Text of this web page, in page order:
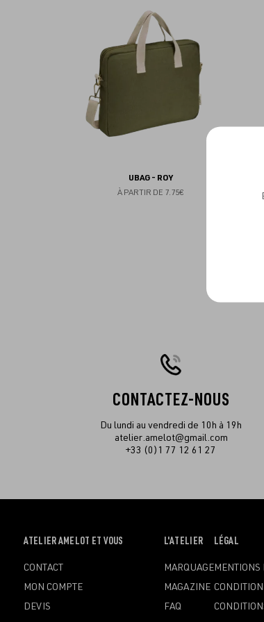
UBAG - ROY
À PARTIR DE 7.75€
CONTACTEZ-NOUS
Du lundi au vendredi de 10h à 19h
atelier.amelot@gmail.com
+33 (0)1 77 12 61 27
OUVRIR
MENU
ATELIER AMELOT ET VOUS
CONTACT
MON COMPTE
DEVIS
OUVRIR
MENU
L'ATELIER
MARQUAGE
MAGAZINE
FAQ
OUVRIR
MENU
LÉGAL
MENTIONS